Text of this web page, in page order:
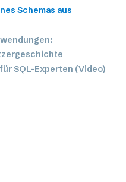
Schemas aus
SQL-Experten (Video)